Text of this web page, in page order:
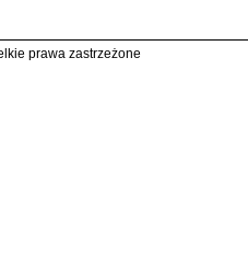
prawa zastrzeżone